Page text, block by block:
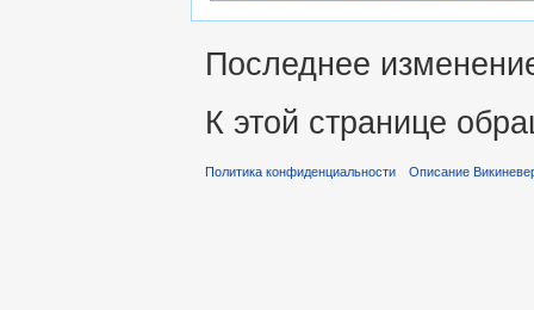
Последнее
К этой странице
Политика конфиденциальности Описание